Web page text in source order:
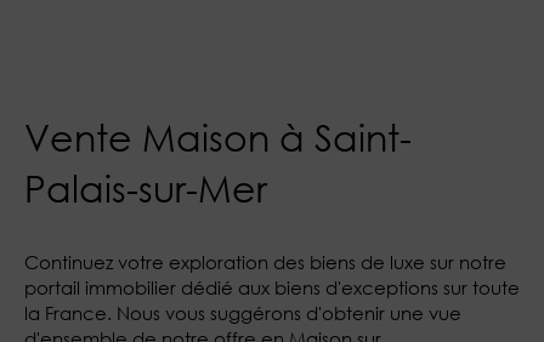
Vente Maison à Saint-
Palais-sur-Mer
Continuez votre exploration des biens de luxe sur notre
portail immobilier dédié aux biens d'exceptions sur toute
la France. Nous vous suggérons d'obtenir une vue